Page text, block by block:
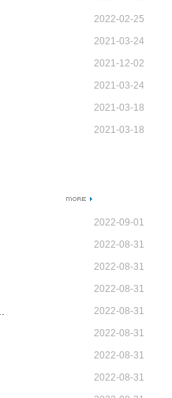
2022-02-25
2021-03-24
2021-12-02
2021-03-24
2021-03-18
2021-03-18
2022-09-01
2022-08-31
2022-08-31
2022-08-31
2022-08-31
2022-08-31
2022-08-31
2022-08-31